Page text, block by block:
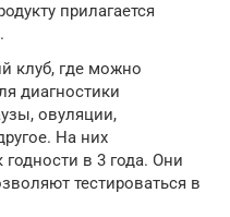
прилагается
клуб, где можно
диагностики
овуляции,
На них
годности в 3 года. Они
тестироваться в